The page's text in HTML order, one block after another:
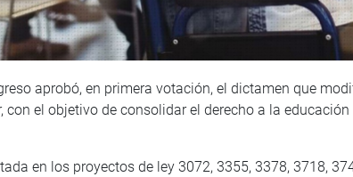
aprobó, en primera votación, el dictamen que
con el objetivo de consolidar el derecho a la
en los proyectos de ley 3072, 3355, 3378, 3718,